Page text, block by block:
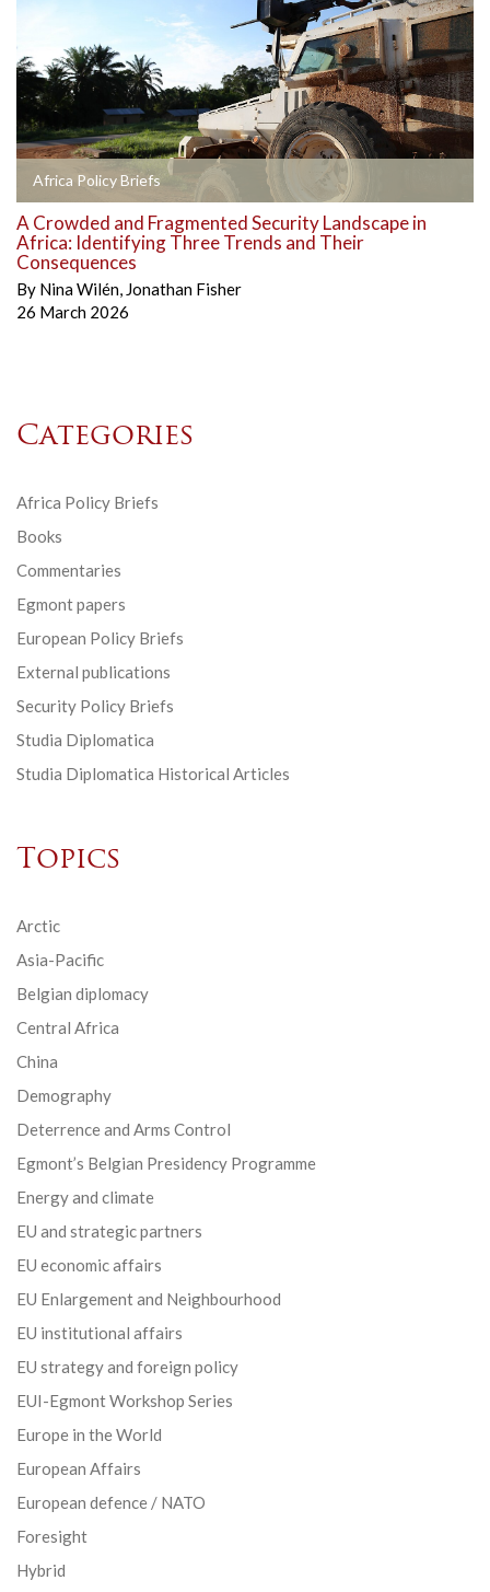
Africa Policy Briefs
A Crowded and Fragmented Security Landscape in
Africa: Identifying Three Trends and Their
Consequences
By Nina Wilén, Jonathan Fisher
26 March 2026
Categories
Africa Policy Briefs
Books
Commentaries
Egmont papers
European Policy Briefs
External publications
Security Policy Briefs
Studia Diplomatica
Studia Diplomatica Historical Articles
Topics
Arctic
Asia-Pacific
Belgian diplomacy
Central Africa
China
Demography
Deterrence and Arms Control
Egmont’s Belgian Presidency Programme
Energy and climate
EU and strategic partners
EU economic affairs
EU Enlargement and Neighbourhood
EU institutional affairs
EU strategy and foreign policy
EUI-Egmont Workshop Series
Europe in the World
European Affairs
European defence / NATO
Foresight
Hybrid